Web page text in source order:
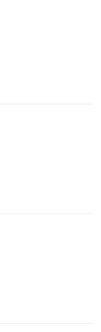
неделе моды
неделе моды,
столице с 26 сентября
заявок. Примерно
дизайнеры,
в…
новинки на Euro
Lihuang Footwear
и расположенная в
является
и…
раздел и
решил обновить
локальных
и аксессуаров.